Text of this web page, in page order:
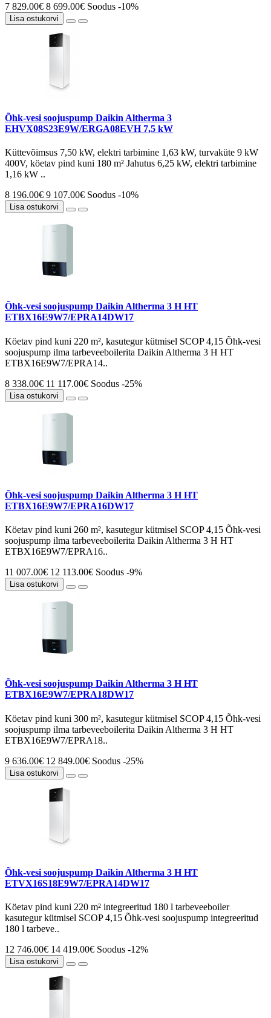
7 829.00€ 8 699.00€ Soodus -10%
Lisa ostukorvi
Õhk-vesi soojuspump Daikin Altherma 3
EHVX08S23E9W/ERGA08EVH 7,5 kW
Küttevõimsus 7,50 kW, elektri tarbimine 1,63 kW, turvaküte 9 kW
400V, köetav pind kuni 180 m² Jahutus 6,25 kW, elektri tarbimine
1,16 kW ..
8 196.00€ 9 107.00€ Soodus -10%
Lisa ostukorvi
Õhk-vesi soojuspump Daikin Altherma 3 H HT
ETBX16E9W7/EPRA14DW17
Köetav pind kuni 220 m², kasutegur kütmisel SCOP 4,15 Õhk-vesi
soojuspump ilma tarbeveeboilerita Daikin Altherma 3 H HT
ETBX16E9W7/EPRA14..
8 338.00€ 11 117.00€ Soodus -25%
Lisa ostukorvi
Õhk-vesi soojuspump Daikin Altherma 3 H HT
ETBX16E9W7/EPRA16DW17
Köetav pind kuni 260 m², kasutegur kütmisel SCOP 4,15 Õhk-vesi
soojuspump ilma tarbeveeboilerita Daikin Altherma 3 H HT
ETBX16E9W7/EPRA16..
11 007.00€ 12 113.00€ Soodus -9%
Lisa ostukorvi
Õhk-vesi soojuspump Daikin Altherma 3 H HT
ETBX16E9W7/EPRA18DW17
Köetav pind kuni 300 m², kasutegur kütmisel SCOP 4,15 Õhk-vesi
soojuspump ilma tarbeveeboilerita Daikin Altherma 3 H HT
ETBX16E9W7/EPRA18..
9 636.00€ 12 849.00€ Soodus -25%
Lisa ostukorvi
Õhk-vesi soojuspump Daikin Altherma 3 H HT
ETVX16S18E9W7/EPRA14DW17
Köetav pind kuni 220 m² integreeritud 180 l tarbeveeboiler
kasutegur kütmisel SCOP 4,15 Õhk-vesi soojuspump integreeritud
180 l tarbeve..
12 746.00€ 14 419.00€ Soodus -12%
Lisa ostukorvi